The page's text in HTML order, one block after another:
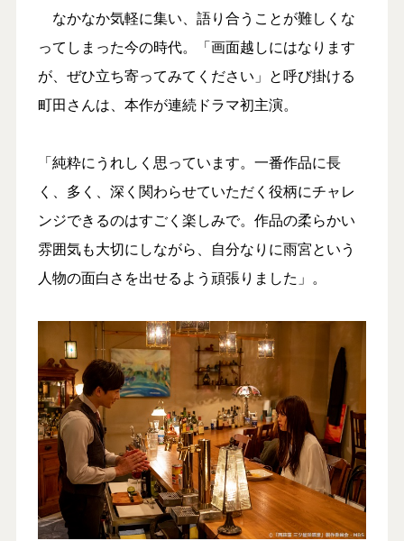
なかなか気軽に集い、語り合うことが難しくな
ってしまった今の時代。「画面越しにはなります
が、ぜひ立ち寄ってみてください」と呼び掛ける
町田さんは、本作が連続ドラマ初主演。
「純粋にうれしく思っています。一番作品に長
く、多く、深く関わらせていただく役柄にチャレ
ンジできるのはすごく楽しみで。作品の柔らかい
雰囲気も大切にしながら、自分なりに雨宮という
人物の面白さを出せるよう頑張りました」。